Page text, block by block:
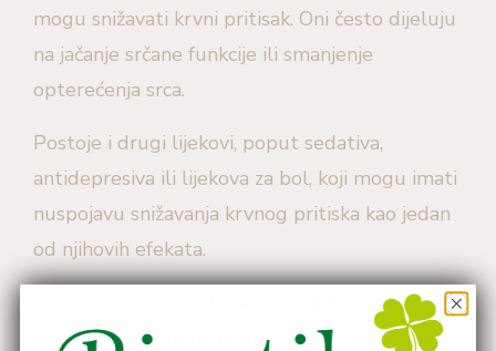
mogu snižavati krvni pritisak. Oni često dijeluju
na jačanje srčane funkcije ili smanjenje
opterećenja srca.
Postoje i drugi lijekovi, poput sedativa,
antidepresiva ili lijekova za bol, koji mogu imati
nuspojavu snižavanja krvnog pritiska kao jedan
od njihovih efekata.
Važno je napomenuti da svaki lijek može imati
specifične efekte na krvni pritisak i da se njihov